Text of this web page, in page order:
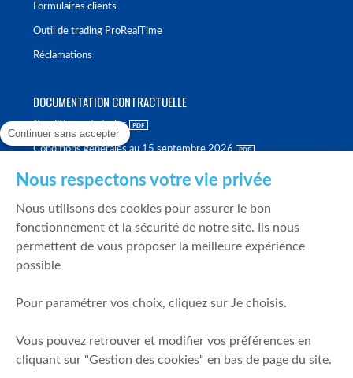
Formulaires clients
Outil de trading ProRealTime
Réclamations
DOCUMENTATION CONTRACTUELLE
Conditions générales
Conditions générales au 15 septembre 2026
Politique de meilleure sélection
Politique de durabilité
Fonds de garantie des dépôts et de résolution
Mentions légales
Prévention de la fraude
Continuer sans accepter
Nous respectons votre vie privée
Nous utilisons des cookies pour assurer le bon
fonctionnement et la sécurité de notre site. Ils nous
permettent de vous proposer la meilleure expérience
possible
Pour paramétrer vos choix, cliquez sur Je choisis.
Vous pouvez retrouver et modifier vos préférences en
cliquant sur "Gestion des cookies" en bas de page du site.